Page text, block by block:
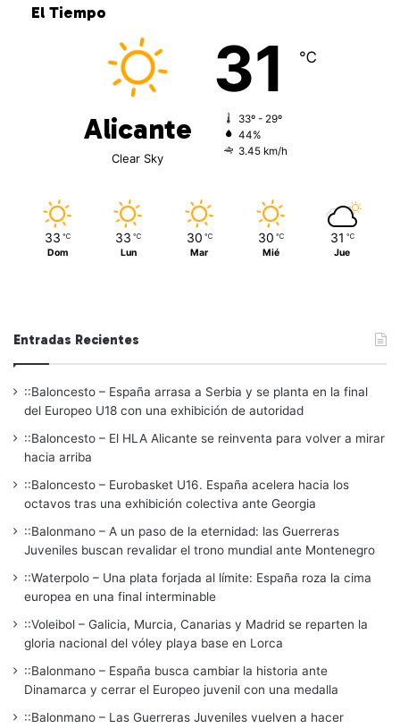
El Tiempo
Alicante
Clear Sky
31 ℃
33º - 29º
44%
3.45 km/h
33 ℃
Dom
33 ℃
Lun
30 ℃
Mar
30 ℃
Mié
31 ℃
Jue
Entradas Recientes
::Baloncesto – España arrasa a Serbia y se planta en la final
del Europeo U18 con una exhibición de autoridad
::Baloncesto – El HLA Alicante se reinventa para volver a mirar
hacia arriba
::Baloncesto – Eurobasket U16. España acelera hacia los
octavos tras una exhibición colectiva ante Georgia
::Balonmano – A un paso de la eternidad: las Guerreras
Juveniles buscan revalidar el trono mundial ante Montenegro
::Waterpolo – Una plata forjada al límite: España roza la cima
europea en una final interminable
::Voleibol – Galicia, Murcia, Canarias y Madrid se reparten la
gloria nacional del vóley playa base en Lorca
::Balonmano – España busca cambiar la historia ante
Dinamarca y cerrar el Europeo juvenil con una medalla
::Balonmano – Las Guerreras Juveniles vuelven a hacer